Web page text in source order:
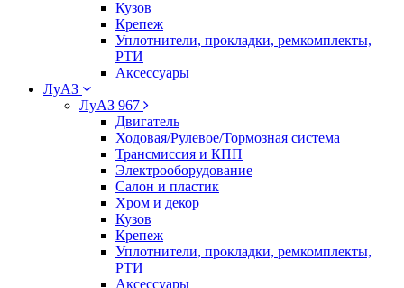
Кузов
Крепеж
Уплотнители, прокладки, ремкомплекты,
РТИ
Аксессуары
ЛуАЗ
ЛуАЗ 967
Двигатель
Ходовая/Рулевое/Тормозная система
Трансмиссия и КПП
Электрооборудование
Салон и пластик
Хром и декор
Кузов
Крепеж
Уплотнители, прокладки, ремкомплекты,
РТИ
Аксессуары